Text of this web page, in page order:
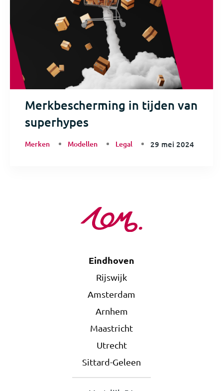
Merkbescherming in tijden van
superhypes
Merken Modellen Legal 29 mei 2024
Eindhoven
Rijswijk
Amsterdam
Arnhem
Maastricht
Utrecht
Sittard-Geleen